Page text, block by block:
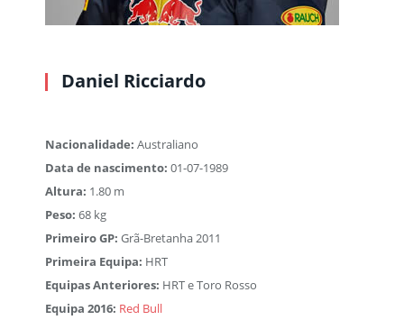
Daniel Ricciardo
Nacionalidade: Australiano
Data de nascimento: 01-07-1989
Altura: 1.80 m
Peso: 68 kg
Primeiro GP: Grã-Bretanha 2011
Primeira Equipa: HRT
Equipas Anteriores: HRT e Toro Rosso
Equipa 2016: Red Bull